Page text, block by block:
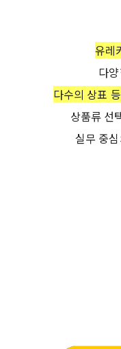
유레
다
다수의 상표
상품류 선
실무 중